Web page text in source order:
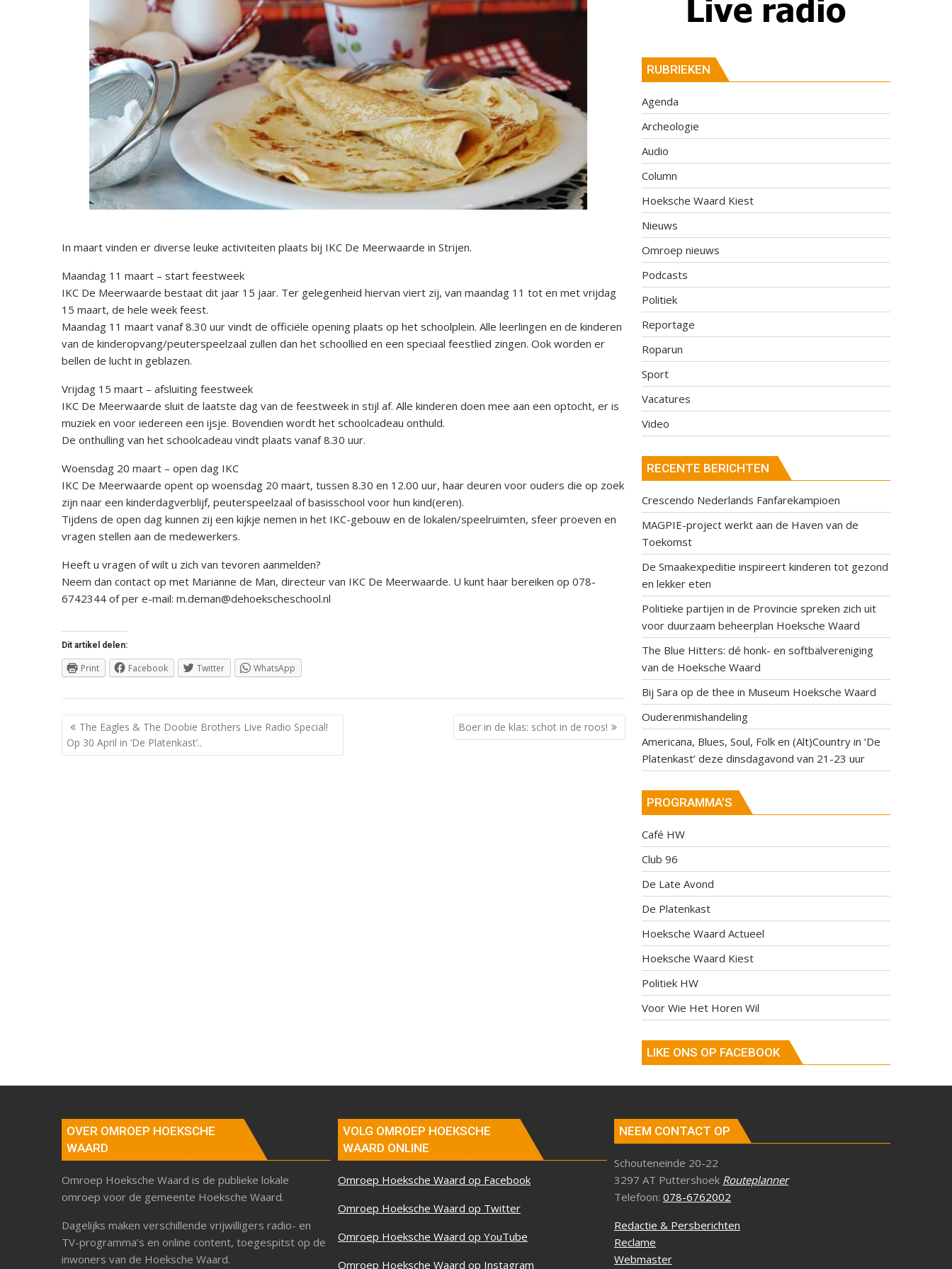
In maart vinden er diverse leuke activiteiten plaats bij IKC De Meerwaarde in Strijen.
Maandag 11 maart – start feestweek
IKC De Meerwaarde bestaat dit jaar 15 jaar. Ter gelegenheid hiervan viert zij, van maandag 11 tot en met vrijdag
15 maart, de hele week feest.
Maandag 11 maart vanaf 8.30 uur vindt de officiële opening plaats op het schoolplein. Alle leerlingen en de kinderen
van de kinderopvang/peuterspeelzaal zullen dan het schoollied en een speciaal feestlied zingen. Ook worden er
bellen de lucht in geblazen.
Vrijdag 15 maart – afsluiting feestweek
IKC De Meerwaarde sluit de laatste dag van de feestweek in stijl af. Alle kinderen doen mee aan een optocht, er is
muziek en voor iedereen een ijsje. Bovendien wordt het schoolcadeau onthuld.
De onthulling van het schoolcadeau vindt plaats vanaf 8.30 uur.
Woensdag 20 maart – open dag IKC
IKC De Meerwaarde opent op woensdag 20 maart, tussen 8.30 en 12.00 uur, haar deuren voor ouders die op zoek
zijn naar een kinderdagverblijf, peuterspeelzaal of basisschool voor hun kind(eren).
Tijdens de open dag kunnen zij een kijkje nemen in het IKC-gebouw en de lokalen/speelruimten, sfeer proeven en
vragen stellen aan de medewerkers.
Heeft u vragen of wilt u zich van tevoren aanmelden?
Neem dan contact op met Marianne de Man, directeur van IKC De Meerwaarde. U kunt haar bereiken op 078-
6742344 of per e-mail: m.deman@dehoekscheschool.nl
Dit artikel delen:
Print Facebook Twitter WhatsApp
Berichtnavigatie
The Eagles & The Doobie Brothers Live Radio Special!
Op 30 April in ‘De Platenkast’..
Boer in de klas: schot in de roos!
RUBRIEKEN
Agenda
Archeologie
Audio
Column
Hoeksche Waard Kiest
Nieuws
Omroep nieuws
Podcasts
Politiek
Reportage
Roparun
Sport
Vacatures
Video
RECENTE BERICHTEN
Crescendo Nederlands Fanfarekampioen
MAGPIE-project werkt aan de Haven van de
Toekomst
De Smaakexpeditie inspireert kinderen tot gezond
en lekker eten
Politieke partijen in de Provincie spreken zich uit
voor duurzaam beheerplan Hoeksche Waard
The Blue Hitters: dé honk- en softbalvereniging
van de Hoeksche Waard
Bij Sara op de thee in Museum Hoeksche Waard
Ouderenmishandeling
Americana, Blues, Soul, Folk en (Alt)Country in ‘De
Platenkast’ deze dinsdagavond van 21-23 uur
PROGRAMMA’S
Café HW
Club 96
De Late Avond
De Platenkast
Hoeksche Waard Actueel
Hoeksche Waard Kiest
Politiek HW
Voor Wie Het Horen Wil
LIKE ONS OP FACEBOOK
OVER OMROEP HOEKSCHE
WAARD
Omroep Hoeksche Waard is de publieke lokale
omroep voor de gemeente Hoeksche Waard.
Dagelijks maken verschillende vrijwilligers radio- en
TV-programma’s en online content, toegespitst op de
inwoners van de Hoeksche Waard.
VOLG OMROEP HOEKSCHE
WAARD ONLINE
Omroep Hoeksche Waard op Facebook
Omroep Hoeksche Waard op Twitter
Omroep Hoeksche Waard op YouTube
Omroep Hoeksche Waard op Instagram
NEEM CONTACT OP
Schouteneinde 20-22
3297 AT Puttershoek Routeplanner
Telefoon: 078-6762002
Redactie & Persberichten
Reclame
Webmaster